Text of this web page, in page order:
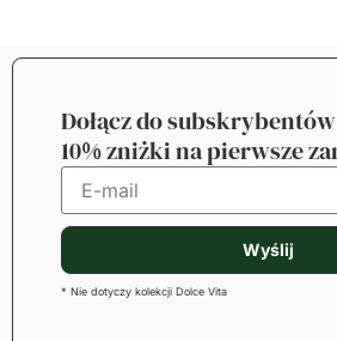
Dołącz do
10% zniżki na pierwsze
Wyślij
* Nie dotyczy kolekcji Dolce Vita